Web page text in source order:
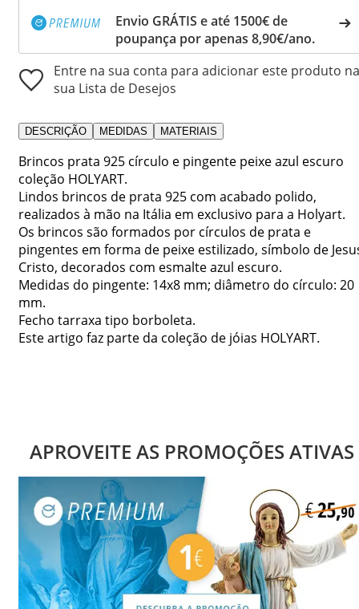
Envio GRÁTIS e até 1500€ de
poupança por apenas 8,90€/ano.
Entre na sua conta para adicionar este produto na
sua Lista de Desejos
DESCRIÇÃO MEDIDAS MATERIAIS
Brincos prata 925 círculo e pingente peixe azul escuro
coleção HOLYART.
Lindos brincos de prata 925 com acabado polido,
realizados à mão na Itália em exclusivo para a Holyart.
Os brincos são formados por círculos de prata e
pingentes em forma de peixe estilizado, símbolo de
Cristo, decorados com esmalte azul escuro.
Medidas do pingente: 14x8 mm; diâmetro do círculo: 20
mm.
Fecho tarraxa tipo borboleta.
Este artigo faz parte da coleção de jóias HOLYART.
APROVEITE AS PROMOÇÕES ATIVAS